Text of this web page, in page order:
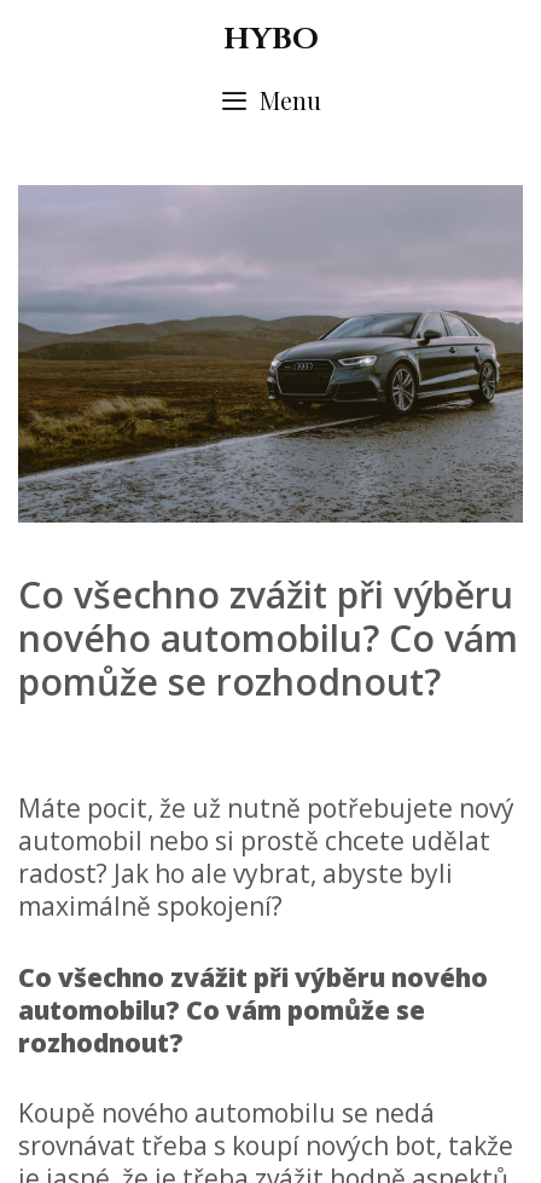
HYBO
Menu
Co všechno zvážit při výběru
nového automobilu? Co vám
pomůže se rozhodnout?
Máte pocit, že už nutně potřebujete nový
automobil nebo si prostě chcete udělat
radost? Jak ho ale vybrat, abyste byli
maximálně spokojení?
Co všechno zvážit při výběru nového
automobilu? Co vám pomůže se
rozhodnout?
Koupě nového automobilu se nedá
srovnávat třeba s koupí nových bot, takže